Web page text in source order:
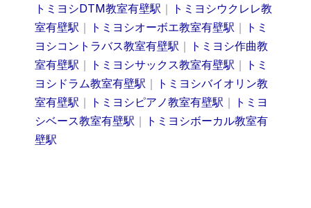
トミヨシDTM教室有壁駅 ｜ トミヨシウクレレ教
室有壁駅 ｜ トミヨシオーボエ教室有壁駅 ｜ トミ
ヨシコントラバス教室有壁駅 ｜ トミヨシ作曲教
室有壁駅 ｜ トミヨシサックス教室有壁駅 ｜ トミ
ヨシドラム教室有壁駅 ｜ トミヨシバイオリン教
室有壁駅 ｜ トミヨシピアノ教室有壁駅 ｜ トミヨ
シベース教室有壁駅 ｜ トミヨシボーカル教室有
壁駅